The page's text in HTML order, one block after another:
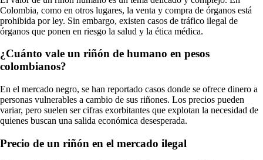
Colombia, como en otros lugares, la venta y compra de órganos está
prohibida por ley. Sin embargo, existen casos de tráfico ilegal de
órganos que ponen en riesgo la salud y la ética médica.
¿Cuánto vale un riñón de humano en pesos
colombianos?
En el mercado negro, se han reportado casos donde se ofrece dinero a
personas vulnerables a cambio de sus riñones. Los precios pueden
variar, pero suelen ser cifras exorbitantes que explotan la necesidad de
quienes buscan una salida económica desesperada.
Precio de un riñón en el mercado ilegal